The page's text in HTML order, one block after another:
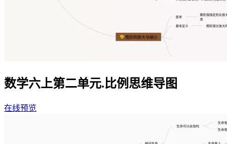
数学六上第二单元.比例思维导图
在线预览